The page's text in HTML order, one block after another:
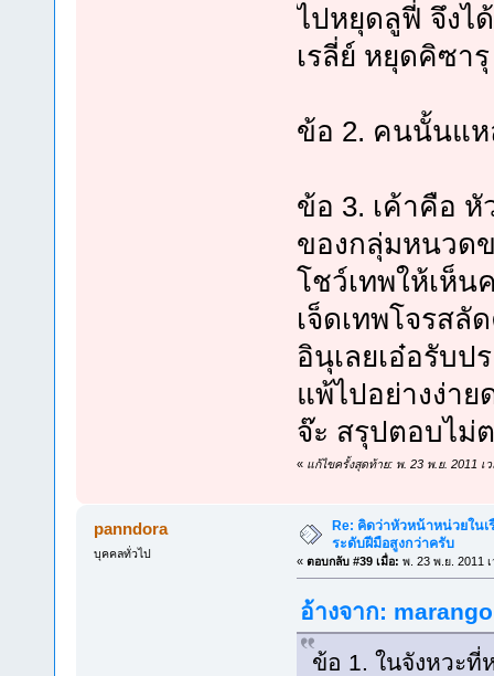
ไปหยุดลูฟี่ จึงไ
เรลี่ย์ หยุดคิซา
ข้อ 2. คนนั้นแห
ข้อ 3. เค้าคือ หั
ของกลุ่มหนวด
โชว์เทพให้เห็น
เจ็ดเทพโจรสลั
อินุเลยเอ๋อรับป
แพ้ไปอย่างง่าย
จ๊ะ สรุปตอบไม่
« แก้ไขครั้งสุดท้าย: พ. 23 พ.ย. 2011 เ
panndora
บุคคลทั่วไป
Re: คิดว่าหัวหน้าหน่วยใน
ระดับฝีมือสูงกว่าครับ
« ตอบกลับ #39 เมื่อ: พ. 23 พ.ย. 2011
อ้างจาก:
ข้อ 1. ในจังหวะที่